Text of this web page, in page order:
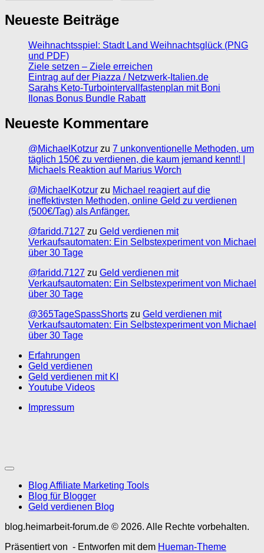
Neueste Beiträge
Weihnachtsspiel: Stadt Land Weihnachtsglück (PNG
und PDF)
Ziele setzen – Ziele erreichen
Eintrag auf der Piazza / Netzwerk-Italien.de
Sarahs Keto-Turbointervallfastenplan mit Boni
Ilonas Bonus Bundle Rabatt
Neueste Kommentare
@MichaelKotzur zu 7 unkonventionelle Methoden, um
täglich 150€ zu verdienen, die kaum jemand kennt! |
Michaels Reaktion auf Marius Worch
@MichaelKotzur zu Michael reagiert auf die
ineffektivsten Methoden, online Geld zu verdienen
(500€/Tag) als Anfänger.
@faridd.7127 zu Geld verdienen mit
Verkaufsautomaten: Ein Selbstexperiment von Michael
über 30 Tage
@faridd.7127 zu Geld verdienen mit
Verkaufsautomaten: Ein Selbstexperiment von Michael
über 30 Tage
@365TageSpassShorts zu Geld verdienen mit
Verkaufsautomaten: Ein Selbstexperiment von Michael
über 30 Tage
Erfahrungen
Geld verdienen
Geld verdienen mit KI
Youtube Videos
Impressum
Blog Affiliate Marketing Tools
Blog für Blogger
Geld verdienen Blog
blog.heimarbeit-forum.de © 2026. Alle Rechte vorbehalten.
Präsentiert von - Entworfen mit dem Hueman-Theme